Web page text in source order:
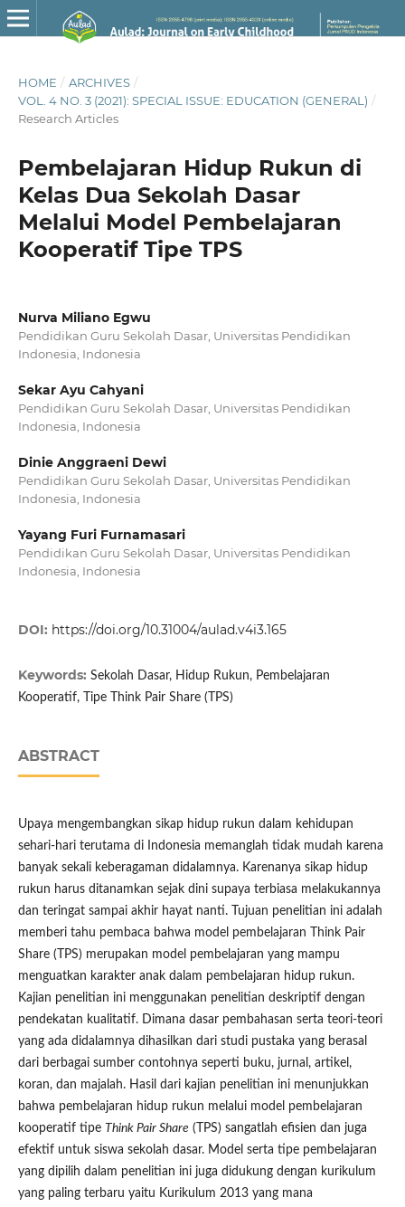
HOME / ARCHIVES /
VOL. 4 NO. 3 (2021): SPECIAL ISSUE: EDUCATION (GENERAL) /
Research Articles
Pembelajaran Hidup Rukun di
Kelas Dua Sekolah Dasar
Melalui Model Pembelajaran
Kooperatif Tipe TPS
Nurva Miliano Egwu
Pendidikan Guru Sekolah Dasar, Universitas Pendidikan
Indonesia, Indonesia
Sekar Ayu Cahyani
Pendidikan Guru Sekolah Dasar, Universitas Pendidikan
Indonesia, Indonesia
Dinie Anggraeni Dewi
Pendidikan Guru Sekolah Dasar, Universitas Pendidikan
Indonesia, Indonesia
Yayang Furi Furnamasari
Pendidikan Guru Sekolah Dasar, Universitas Pendidikan
Indonesia, Indonesia
DOI: https://doi.org/10.31004/aulad.v4i3.165
Keywords: Sekolah Dasar, Hidup Rukun, Pembelajaran
Kooperatif, Tipe Think Pair Share (TPS)
ABSTRACT
Upaya mengembangkan sikap hidup rukun dalam kehidupan
sehari-hari terutama di Indonesia memanglah tidak mudah karena
banyak sekali keberagaman didalamnya. Karenanya sikap hidup
rukun harus ditanamkan sejak dini supaya terbiasa melakukannya
dan teringat sampai akhir hayat nanti. Tujuan penelitian ini adalah
memberi tahu pembaca bahwa model pembelajaran Think Pair
Share (TPS) merupakan model pembelajaran yang mampu
menguatkan karakter anak dalam pembelajaran hidup rukun.
Kajian penelitian ini menggunakan penelitian deskriptif dengan
pendekatan kualitatif. Dimana dasar pembahasan serta teori-teori
yang ada didalamnya dihasilkan dari studi pustaka yang berasal
dari berbagai sumber contohnya seperti buku, jurnal, artikel,
koran, dan majalah. Hasil dari kajian penelitian ini menunjukkan
bahwa pembelajaran hidup rukun melalui model pembelajaran
kooperatif tipe Think Pair Share (TPS) sangatlah efisien dan juga
efektif untuk siswa sekolah dasar. Model serta tipe pembelajaran
yang dipilih dalam penelitian ini juga didukung dengan kurikulum
yang paling terbaru yaitu Kurikulum 2013 yang mana